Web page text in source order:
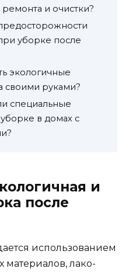
и очистки?
уборке после
экологичные
своими руками?
специальные
в домах с
и
после
использованием
материалов, лако-